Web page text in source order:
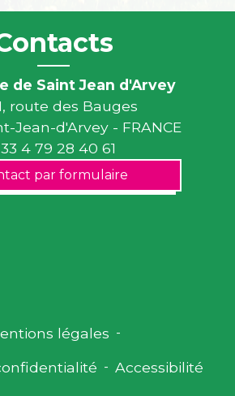
de Saint Jean d'Arvey
route des Bauges
Jean-d'Arvey - FRANCE
4 79 28 40 61
par formulaire
légales -
- Accessibilité